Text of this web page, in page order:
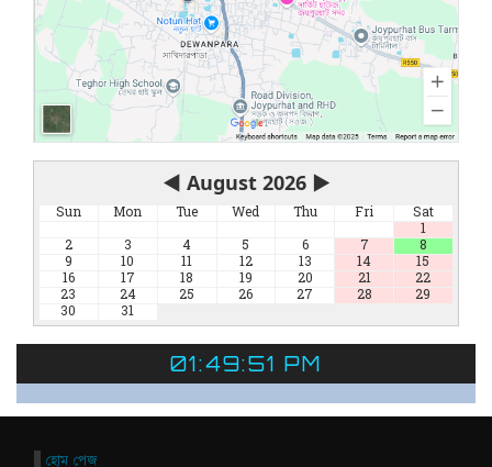
◀ August 2026 ▶
Sun Mon Tue Wed Thu Fri
Sat
1
2
3 4 5 6 7
8
9
10 11 12 13 14
15
16
17 18 19 20 21
22
23
24 25 26 27 28
29
30
31
01:49:51 PM
হোম পেজ